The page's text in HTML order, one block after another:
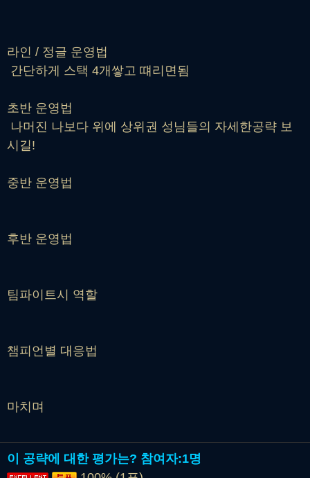
라인 / 정글 운영법
간단하게 스택 4개쌓고 떄리면됨
초반 운영법
나머진 나보다 위에 상위권 성님들의 자세한공략 보
시길!
중반 운영법
후반 운영법
팀파이트시 역할
챔피언별 대응법
마치며
이 공략에 대한 평가는? 참여자:1명